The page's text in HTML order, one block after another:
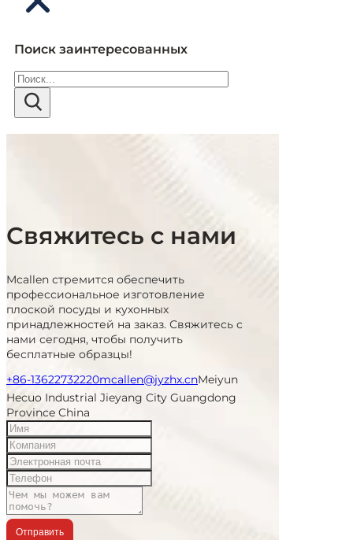
Поиск заинтересованных
Поиск
Свяжитесь с нами
Mcallen стремится обеспечить
профессиональное изготовление
плоской посуды и кухонных
принадлежностей на заказ. Свяжитесь с
нами сегодня, чтобы получить
бесплатные образцы!
+86-13622732220mcallen@jyzhx.cnMeiyun
Hecuo Industrial Jieyang City Guangdong
Province China
Отправить